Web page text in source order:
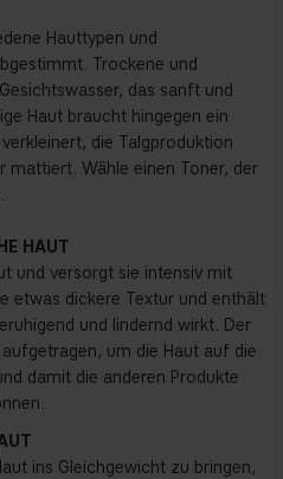
Hauttypen und
Trockene und
das sanft und
Haut braucht hingegen ein
die Talgproduktion
mattiert. Wähle einen Toner, der
HAUT
und versorgt sie intensiv mit
etwas dickere Textur und enthält
und lindernd wirkt. Der
um die Haut auf die
damit die anderen Produkte
ins Gleichgewicht zu bringen,